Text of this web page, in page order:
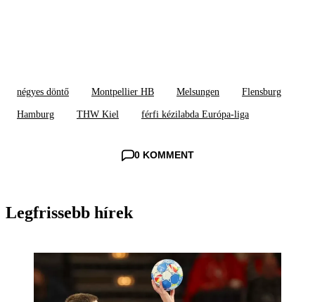
négyes döntő Montpellier HB Melsungen Flensburg
Hamburg THW Kiel férfi kézilabda Európa-liga
0 KOMMENT
Legfrissebb hírek